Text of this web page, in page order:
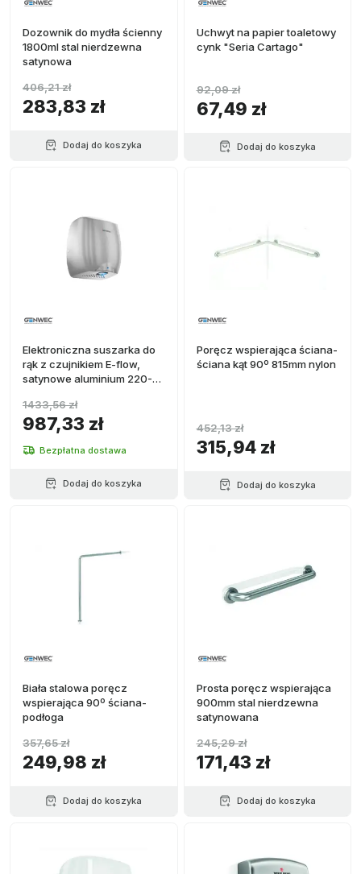
Dozownik do mydła ścienny
1800ml stal nierdzewna
satynowa
283,83 zł
406,21 zł
Dodaj do koszyka
Uchwyt na papier toaletowy
cynk "Seria Cartago"
67,49 zł
92,09 zł
Dodaj do koszyka
Elektroniczna suszarka do
rąk z czujnikiem E-flow,
satynowe aluminium 220-
987,33 zł
1433,56 zł
Bezpłatna dostawa
Dodaj do koszyka
Poręcz wspierająca ściana-
ściana kąt 90º 815mm nylon
315,94 zł
452,13 zł
Dodaj do koszyka
Biała stalowa poręcz
wspierająca 90º ściana-
podłoga
249,98 zł
357,65 zł
Dodaj do koszyka
Prosta poręcz wspierająca
900mm stal nierdzewna
satynowana
171,43 zł
245,29 zł
Dodaj do koszyka